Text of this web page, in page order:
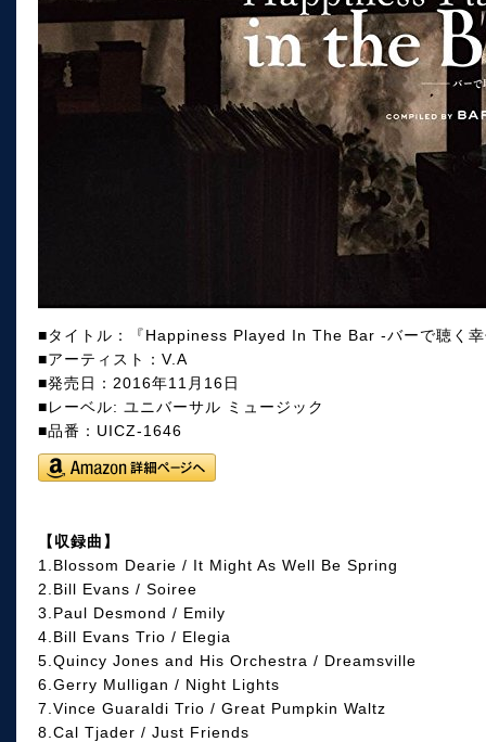
■タイトル：『Happiness Played In The Bar -バーで聴く
■アーティスト：V.A
■発売日：2016年11月16日
■レーベル: ユニバーサル ミュージック
■品番：UICZ-1646
【収録曲】
1.Blossom Dearie / It Might As Well Be Spring
2.Bill Evans / Soiree
3.Paul Desmond / Emily
4.Bill Evans Trio / Elegia
5.Quincy Jones and His Orchestra / Dreamsville
6.Gerry Mulligan / Night Lights
7.Vince Guaraldi Trio / Great Pumpkin Waltz
8.Cal Tjader / Just Friends